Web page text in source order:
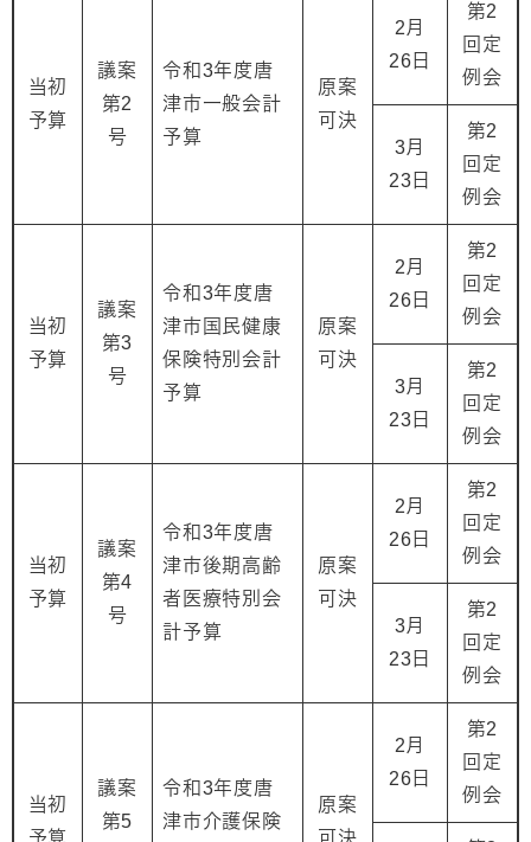
当初
予算
議案
第2
号
令和3年度唐
津市一般会計
予算
原案
可決
2月
26日
第2
回定
例会
3月
23日
第2
回定
例会
当初
予算
議案
第3
号
令和3年度唐
津市国民健康
保険特別会計
予算
原案
可決
2月
26日
第2
回定
例会
3月
23日
第2
回定
例会
当初
予算
議案
第4
号
令和3年度唐
津市後期高齢
者医療特別会
計予算
原案
可決
2月
26日
第2
回定
例会
3月
23日
第2
回定
例会
当初
予算
議案
第5
令和3年度唐
津市介護保険
原案
可決
2月
26日
第2
回定
例会